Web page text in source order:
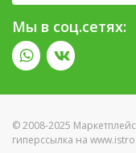
Мы в соц.сетях:
© 2008-2025
гиперссылка на